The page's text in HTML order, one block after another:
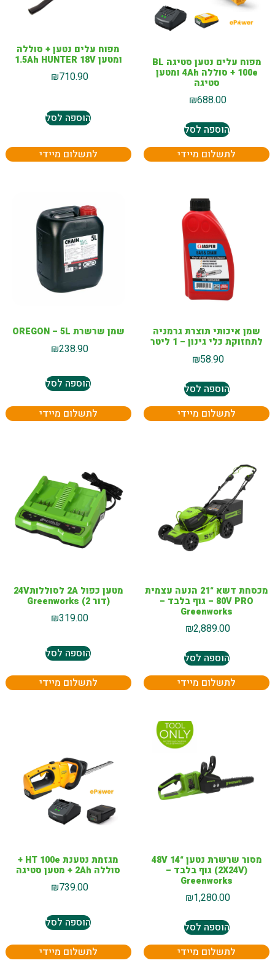
מפוח עלים נטען סטיגה BL
100e + סוללה 4Ah ומטען
סטיגה
₪688.00
הוספה לסל
לתשלום מיידי
מפוח עלים נטען + סוללה
ומטען 1.5Ah HUNTER 18V
₪710.90
הוספה לסל
לתשלום מיידי
שמן איכותי תוצרת גרמניה
לתחזוקת כלי גינון – 1 ליטר
₪58.90
הוספה לסל
לתשלום מיידי
שמן שרשרת OREGON – 5L
₪238.90
הוספה לסל
לתשלום מיידי
מכסחת דשא “21 הנעה עצמית
80V PRO – גוף בלבד –
Greenworks
₪2,889.00
הוספה לסל
לתשלום מיידי
מטען כפול 2A לסוללות24V
(דור 2) Greenworks
₪319.00
הוספה לסל
לתשלום מיידי
מסור שרשרת נטען “14 48V
(2X24V) גוף בלבד –
Greenworks
₪1,280.00
הוספה לסל
לתשלום מיידי
מגזמת נטענת HT 100e +
סוללה 2Ah + מטען סטיגה
₪739.00
הוספה לסל
לתשלום מיידי